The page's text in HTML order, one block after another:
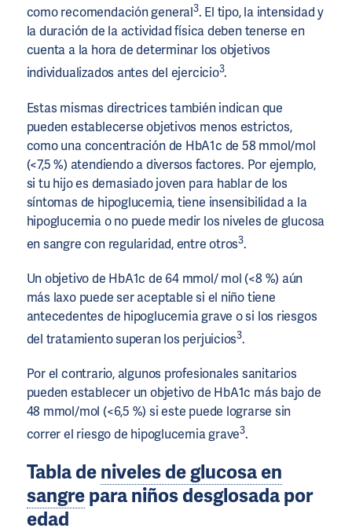
como recomendación general3. El tipo, la intensidad y
la duración de la actividad física deben tenerse en
cuenta a la hora de determinar los objetivos
individualizados antes del ejercicio3.
Estas mismas directrices también indican que
pueden establecerse objetivos menos estrictos,
como una concentración de HbA1c de 58 mmol/mol
(<7,5 %) atendiendo a diversos factores. Por ejemplo,
si tu hijo es demasiado joven para hablar de los
síntomas de hipoglucemia, tiene insensibilidad a la
hipoglucemia o no puede medir los niveles de glucosa
en sangre con regularidad, entre otros3.
Un objetivo de HbA1c de 64 mmol/ mol (<8 %) aún
más laxo puede ser aceptable si el niño tiene
antecedentes de hipoglucemia grave o si los riesgos
del tratamiento superan los perjuicios3.
Por el contrario, algunos profesionales sanitarios
pueden establecer un objetivo de HbA1c más bajo de
48 mmol/mol (<6,5 %) si este puede lograrse sin
correr el riesgo de hipoglucemia grave3.
Tabla deniveles de glucosa en
sangrepara niños desglosada por
edad